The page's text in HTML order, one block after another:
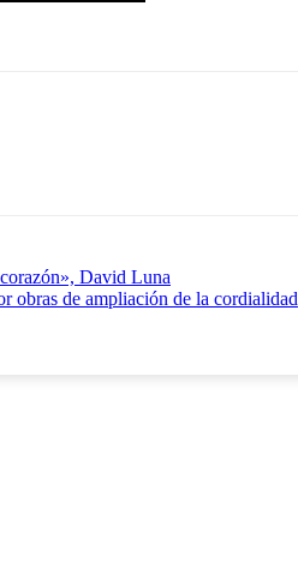
David Luna
obras de ampliación de la cordialidad